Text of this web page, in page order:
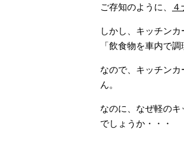
ご存知のように、
しかし、キッチン
「飲食物を車内で
なので、キッチン
ん。
なのに、なぜ軽の
でしょうか・・・